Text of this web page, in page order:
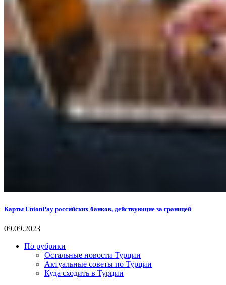
Карты UnionPay российских банков, действующие за границей
09.09.2023
По рубрики
Остальные новости Турции
Актуальные советы по Турции
Куда сходить в Турции